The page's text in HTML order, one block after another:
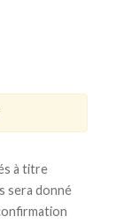
à titre
sera donné